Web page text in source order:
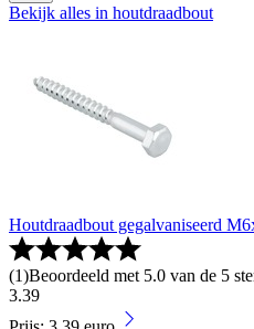
Bekijk alles in houtdraadbout
Houtdraadbout gegalvaniseerd
(1)Beoordeeld met 5.0 van de 5
3.39